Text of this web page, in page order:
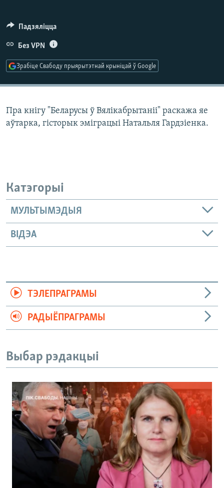
КАЛЯНДАР
НА ХВАЛЯХ СВАБОДЫ
Падзяліцца
Без VPN
Зрабіце Свабоду прыярытэтнай крыніцай ў Google
Пра кнігу "Беларусы ў Вялікабрытаніі" раскажа яе
аўтарка, гісторык эміграцыі Натальля Гардзіенка.
Катэгорыі
МУЛЬТЫМЭДЫЯ
ВІДЭА
ТЭЛЕПРАГРАМЫ
РАДЫЁПРАГРАМЫ
Выбар рэдакцыі